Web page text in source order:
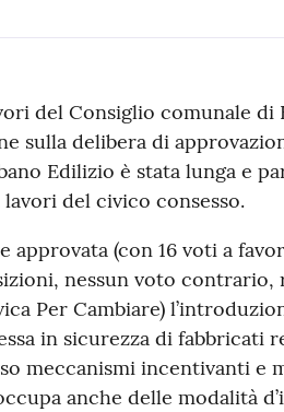
del Consiglio comunale di
sulla delibera di
Edilizio è stata lunga e
del civico consesso.
(con 16 voti a
nessun voto contrario,
Per Cambiare)
in sicurezza di fabbricati
meccanismi incentivanti e
anche delle modalità